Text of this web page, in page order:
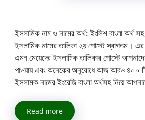
ইসলামিক নাম ও নামের অর্থ: ইংলিশ বাংলা অর্থ
ইসলামিক নামের তালিকা ২য় পোস্টে স্বাগতম।
এমন মেয়েদের ইসলামিক তালিকার পোস্টে
পাওয়ায় এবং অনেকের অনুরোধে আজ আরও ৪০০
ইসলামক নামের ইংরেজি বাংলা অর্থসহ নিয়ে
Read more